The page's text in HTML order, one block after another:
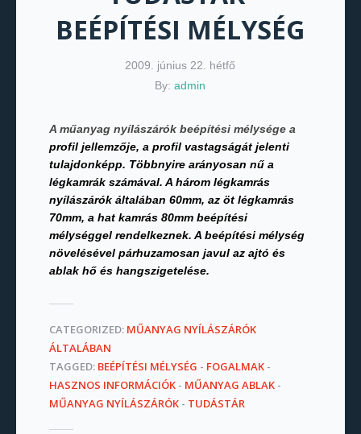
BEÉPÍTÉSI MÉLYSÉG
2009. június 22. hétfő
By:admin
A műanyag nyílászárók beépítési mélységea
profil jellemzője, a profil vastagságát jelenti
tulajdonképp. Többnyire arányosan nű a
légkamrák számával. A három légkamrás
nyílászárók általában 60mm, az öt légkamrás
70mm, a hat kamrás 80mm beépítési
mélységgel rendelkeznek. A beépítési mélység
növelésével párhuzamosan javul az ajtó és
ablak hő és hangszigetelése.
CATEGORIZED: MŰANYAG NYÍLÁSZÁRÓK
ÁLTALÁBAN
TAGGED: BEÉPÍTÉSI MÉLYSÉG - FOGALMAK-
HASZNOS INFORMÁCIÓK- MŰANYAG ABLAK-
MŰANYAG NYÍLÁSZÁRÓK- TUDÁSTÁR